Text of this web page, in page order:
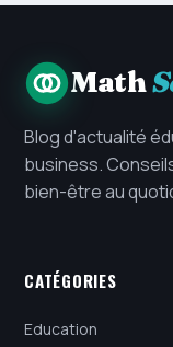
Math
Blog d'actualité
business.
bien-être au
CATÉGORIES
Education